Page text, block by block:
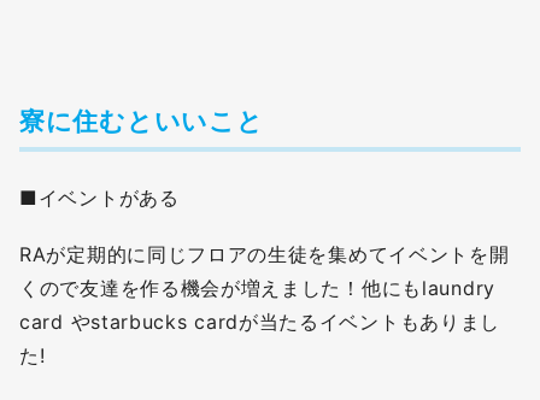
寮に住むといいこと
■イベントがある
RAが定期的に同じフロアの生徒を集めてイベントを開
くので友達を作る機会が増えました！他にもlaundry
card やstarbucks cardが当たるイベントもありまし
た!